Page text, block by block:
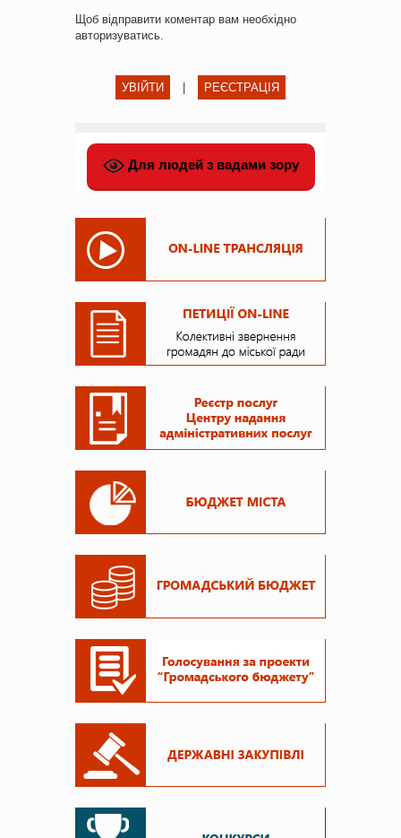
Щоб відправити коментар вам необхідно
авторизуватись
УВІЙТИ | РЕЄСТРАЦІЯ
Для людей з вадами зору